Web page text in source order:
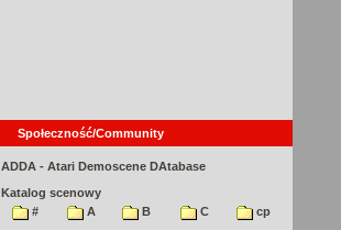
Społeczność/Community
ADDA - Atari Demoscene DAtabase
Katalog scenowy
#
A B C
cp